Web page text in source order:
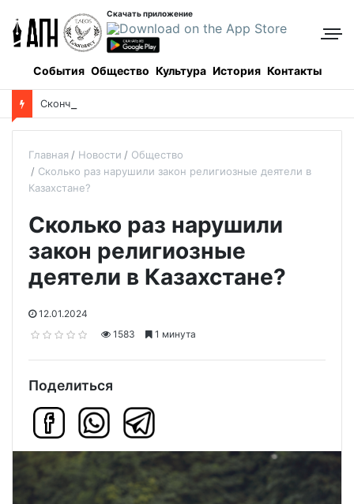
Скачать приложение
События Общество Культура История Контакты
Главная Новости
Общество
Сколько раз нарушили закон религиозные деятели в
Казахстане?
Сколько раз нарушили
закон религиозные
деятели в Казахстане?
12.01.2024
1583
1 минута
Поделиться